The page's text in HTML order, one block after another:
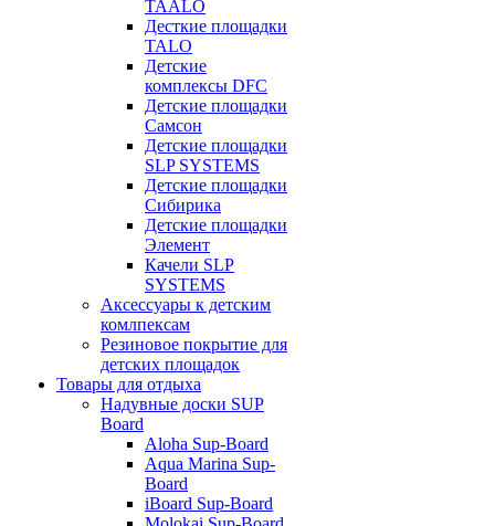
TAALO
Десткие площадки
TALO
Детские
комплексы DFC
Детские площадки
Самсон
Детские площадки
SLP SYSTEMS
Детские площадки
Сибирика
Детские площадки
Элемент
Качели SLP
SYSTEMS
Аксессуары к детским
комлпексам
Резиновое покрытие для
детских площадок
Товары для отдыха
Надувные доски SUP
Board
Aloha Sup-Board
Aqua Marina Sup-
Board
iBoard Sup-Board